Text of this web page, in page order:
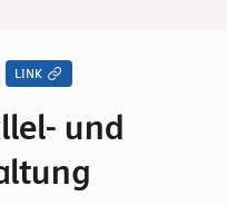
LINK
und